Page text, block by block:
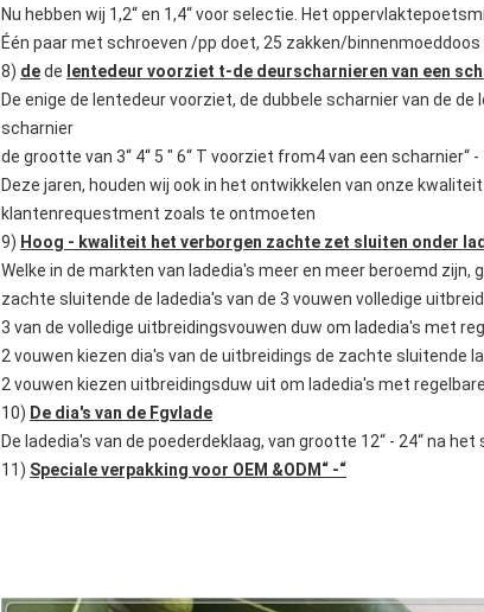
Nu hebben wij 1,2“ en 1,4“ voor selectie. Het
Één paar met schroeven /pp doet, 25 zakken/
8) dede lentedeur voorziet t-de deurscharnieren van een
De enige de lentedeur voorziet, de dubbele scharnier van de
scharnier
de grootte van 3“ 4“ 5 " 6“ T voorziet from4 van een scharnier“ -
Deze jaren, houden wij ook in het ontwikkelen van onze
klantenrequestment zoals te ontmoeten
9) Hoog - kwaliteit het verborgen zachte zet sluiten onder
Welke in de markten van ladedia's meer en meer beroemd zijn,
zachte sluitende de ladedia's van de 3 vouwen volledige
3 van de volledige uitbreidingsvouwen duw om ladedia's met
2 vouwen kiezen dia's van de uitbreidings de zachte sluitende
2 vouwen kiezen uitbreidingsduw uit om ladedia's met
10) De dia's van de Fgvlade
De ladedia's van de poederdeklaag, van grootte 12“ - 24“ na
11) Speciale verpakking voor OEM &ODM“ -“